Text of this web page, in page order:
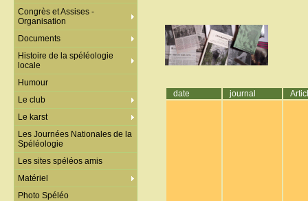
date journal
Congrès et Assises -
Organisation
Documents
Histoire de la spéléologie
locale
Humour
Le club
Le karst
Les Journées Nationales de la
Spéléologie
Les sites spéléos amis
Matériel
Photo Spéléo